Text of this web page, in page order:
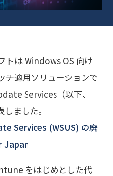
トは Windows OS 向け
チ適用ソリューションで
Services（以下、
ました。
Services (WSUS) の廃
Japan
をはじめとした代